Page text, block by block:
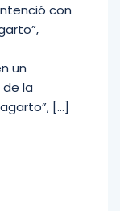
con
un
de la
[…]